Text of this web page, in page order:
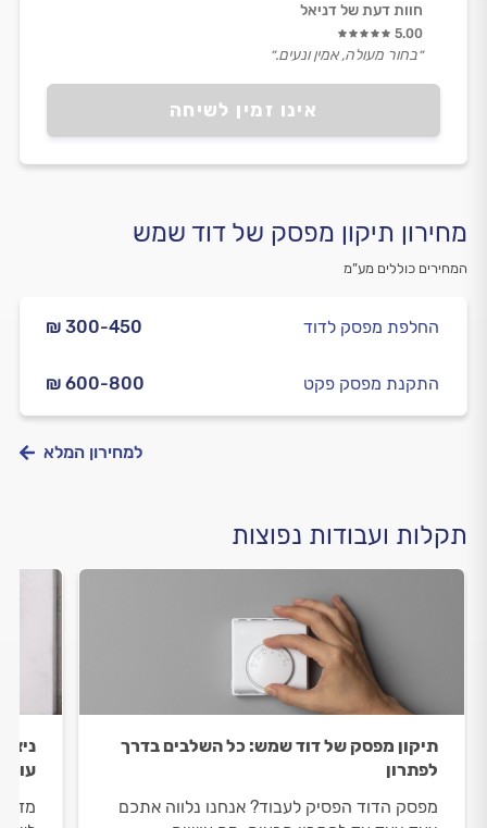
אינו זמין לשיחה
חוות דעת של דניאל
5.00
״בחור מעולה, אמין ונעים.״
מחירון תיקון מפסק של דוד שמש
המחירים כוללים מע”מ
₪ 300-450 החלפת מפסק לדוד
₪ 600-800 התקנת מפסק פקט
למחירון המלא
תקלות ועבודות נפוצות
תיקון מפסק של דוד שמש: כל השלבים בדרך
לפתרון
מפסק הדוד הפסיק לעבוד? אנחנו נלווה אתכם